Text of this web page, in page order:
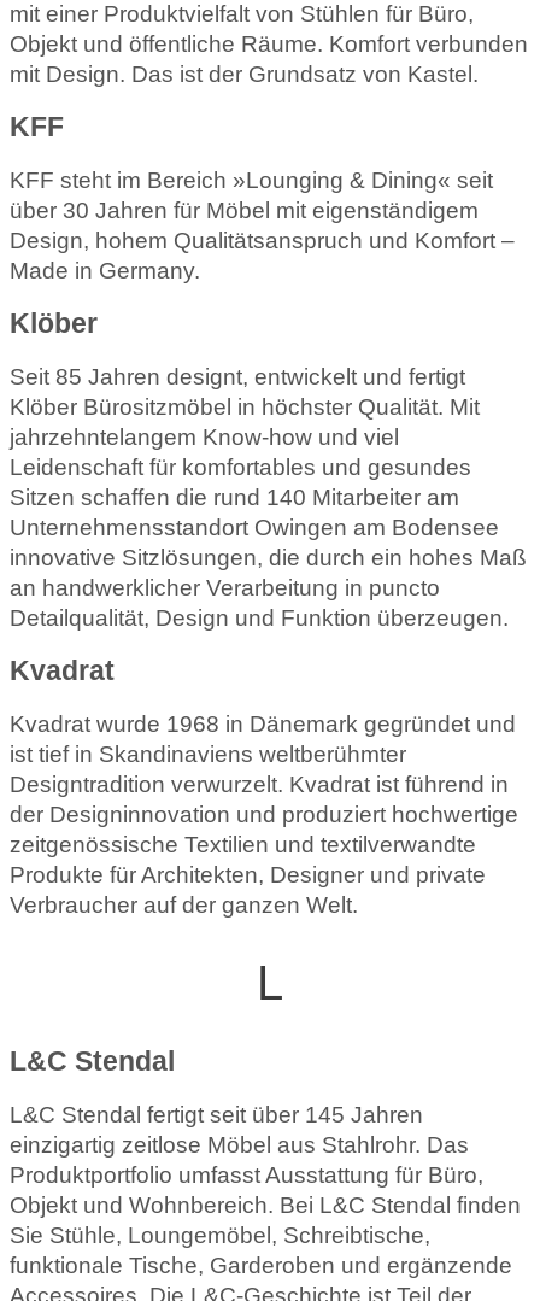
mit einer Produktvielfalt von Stühlen für Büro,
Objekt und öffentliche Räume. Komfort verbunden
mit Design. Das ist der Grundsatz von Kastel.
KFF
KFF steht im Bereich »Lounging & Dining« seit
über 30 Jahren für Möbel mit eigenständigem
Design, hohem Qualitätsanspruch und Komfort –
Made in Germany.
Klöber
Seit 85 Jahren designt, entwickelt und fertigt
Klöber Bürositzmöbel in höchster Qualität. Mit
jahrzehntelangem Know-how und viel
Leidenschaft für komfortables und gesundes
Sitzen schaffen die rund 140 Mitarbeiter am
Unternehmensstandort Owingen am Bodensee
innovative Sitzlösungen, die durch ein hohes Maß
an handwerklicher Verarbeitung in puncto
Detailqualität, Design und Funktion überzeugen.
Kvadrat
Kvadrat wurde 1968 in Dänemark gegründet und
ist tief in Skandinaviens weltberühmter
Designtradition verwurzelt. Kvadrat ist führend in
der Designinnovation und produziert hochwertige
zeitgenössische Textilien und textilverwandte
Produkte für Architekten, Designer und private
Verbraucher auf der ganzen Welt.
L
L&C Stendal
L&C Stendal fertigt seit über 145 Jahren
einzigartig zeitlose Möbel aus Stahlrohr. Das
Produktportfolio umfasst Ausstattung für Büro,
Objekt und Wohnbereich. Bei L&C Stendal finden
Sie Stühle, Loungemöbel, Schreibtische,
funktionale Tische, Garderoben und ergänzende